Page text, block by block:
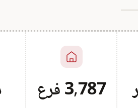
3,787 فرع